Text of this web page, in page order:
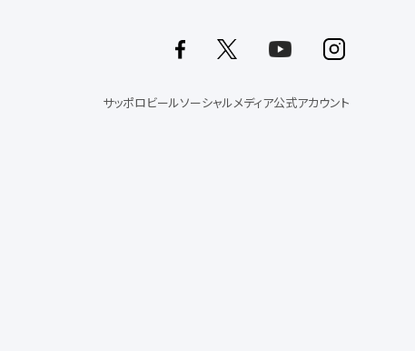
サッポロビールソーシャルメディア公式アカウント